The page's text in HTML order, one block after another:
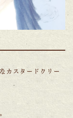
カスタードクリー